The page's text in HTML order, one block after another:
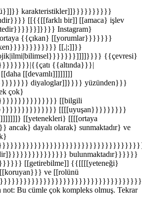
karakteristikler]]}}}}}}}}}}
[[{{[[farklı bir]] [[amaca} işlev
Instagram}
ortaya {{çıkan} [[yorumlar}}}}}}}
[[,|;]]}}
{{çevresi}
{{altında}}}|
[[devamlı]]]]]]]]
diyaloglar]]}}}} yüzünden}}}
çok}
[[bilgili
[[[[uyuşan}}}}}}}}}
[[yetenekleri} [[[[ortaya
dayalı olarak} sunmaktadır} ve
bulunmaktadır}}}}}}
[[getirebilme]] {{[[[[yeteneği}
[[koruyan}}} ve [[rolünü
Bu cümle çok kompleks olmuş. Tekrar